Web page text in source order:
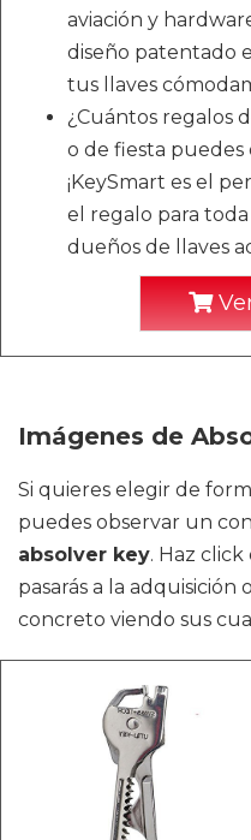
aviación y
diseño patentado
tus llaves
¿Cuántos regalos
o de fiesta puedes
¡KeySmart es el
el regalo para
dueños de llaves
Imágenes de
Si quieres elegir de
puedes observar un
absolver key. Haz
pasarás a la
concreto viendo sus